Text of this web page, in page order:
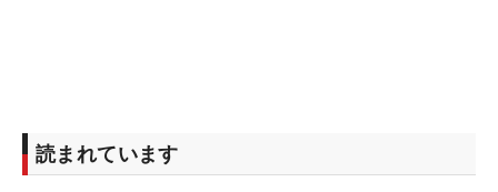
読まれています